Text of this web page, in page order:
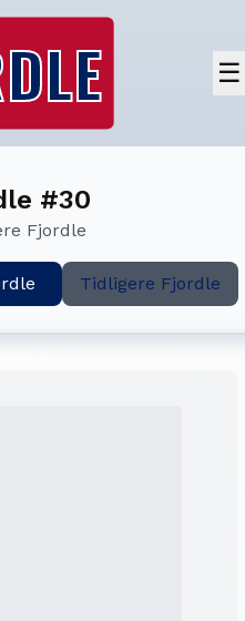
☰
#30
Fjordle
Tidligere Fjordle